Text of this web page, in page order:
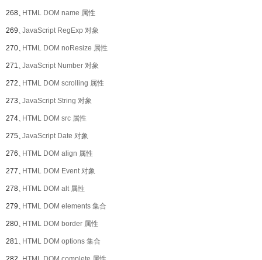
268、HTML DOM name 属性
269、JavaScript RegExp 对象
270、HTML DOM noResize 属性
271、JavaScript Number 对象
272、HTML DOM scrolling 属性
273、JavaScript String 对象
274、HTML DOM src 属性
275、JavaScript Date 对象
276、HTML DOM align 属性
277、HTML DOM Event 对象
278、HTML DOM alt 属性
279、HTML DOM elements 集合
280、HTML DOM border 属性
281、HTML DOM options 集合